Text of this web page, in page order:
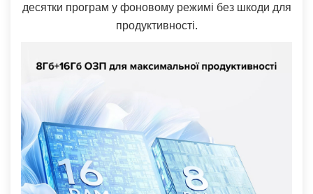
десятки програм у фоновому режимі без шкоди для
продуктивності.